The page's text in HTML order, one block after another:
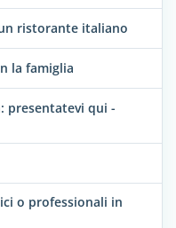
ristorante italiano
la famiglia
presentatevi qui -
o professionali in